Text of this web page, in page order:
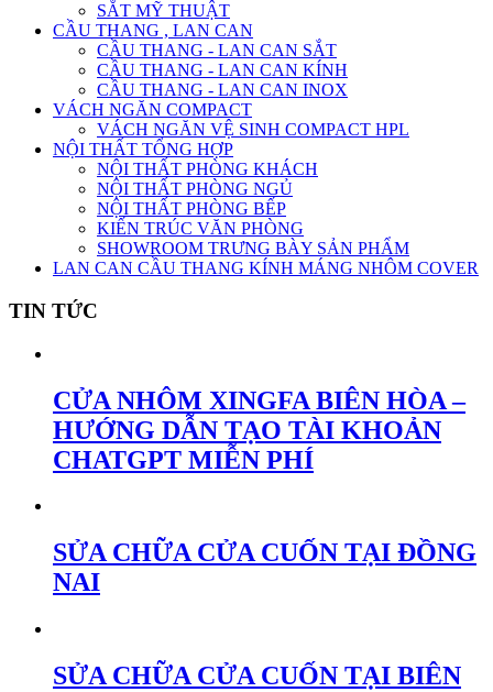
SẮT MỸ THUẬT
CẦU THANG , LAN CAN
CẦU THANG - LAN CAN SẮT
CẦU THANG - LAN CAN KÍNH
CẦU THANG - LAN CAN INOX
VÁCH NGĂN COMPACT
VÁCH NGĂN VỆ SINH COMPACT HPL
NỘI THẤT TỔNG HỢP
NỘI THẤT PHÒNG KHÁCH
NỘI THẤT PHÒNG NGỦ
NỘI THẤT PHÒNG BẾP
KIẾN TRÚC VĂN PHÒNG
SHOWROOM TRƯNG BÀY SẢN PHẨM
LAN CAN CẦU THANG KÍNH MÁNG NHÔM COVER
TIN TỨC
CỬA NHÔM XINGFA BIÊN HÒA –
HƯỚNG DẪN TẠO TÀI KHOẢN
CHATGPT MIỄN PHÍ
SỬA CHỮA CỬA CUỐN TẠI ĐỒNG
NAI
SỬA CHỮA CỬA CUỐN TẠI BIÊN